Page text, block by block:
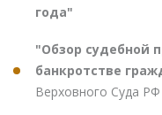
года"
"Обзор судебной
банкротстве
Верховного Суда РФ